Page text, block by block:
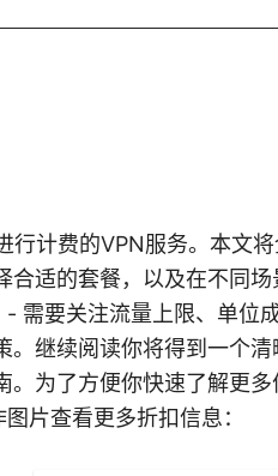
计费的VPN服务。本文
适的套餐，以及在不同
需要关注流量上限、单位
继续阅读你将得到一个
为了方便你快速了解更
片查看更多折扣信息：